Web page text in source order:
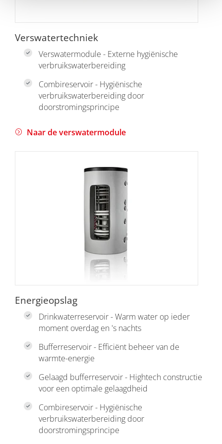
Verswatertechniek
Verswatermodule - Externe hygiënische
verbruikswaterbereiding
Combireservoir - Hygiënische
verbruikswaterbereiding door
doorstromingsprincipe
Naar de verswatermodule
Energieopslag
Drinkwaterreservoir - Warm water op ieder
moment overdag en 's nachts
Bufferreservoir - Efficiënt beheer van de
warmte-energie
Gelaagd bufferreservoir - Hightech constructie
voor een optimale gelaagdheid
Combireservoir - Hygiënische
verbruikswaterbereiding door
doorstromingsprincipe